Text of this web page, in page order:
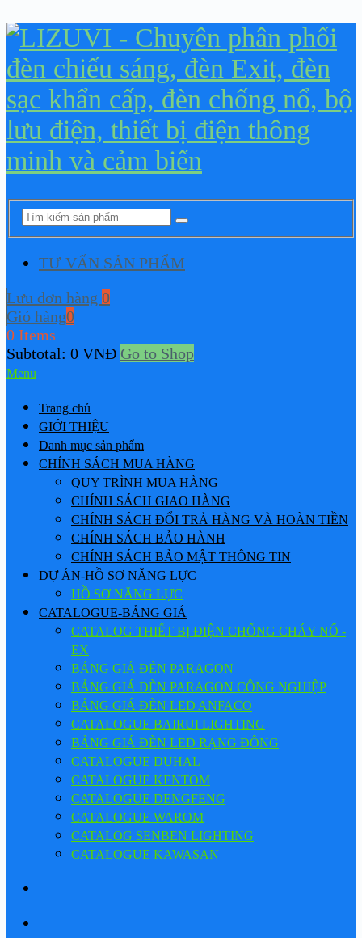
TƯ VẤN SẢN PHẨM
Lưu đơn hàng 0
Giỏ hàng0
0 Items
Subtotal: 0 VNĐ Go to Shop
Menu
Trang chủ
GIỚI THIỆU
Danh mục sản phẩm
CHÍNH SÁCH MUA HÀNG
QUY TRÌNH MUA HÀNG
CHÍNH SÁCH GIAO HÀNG
CHÍNH SÁCH ĐỔI TRẢ HÀNG VÀ HOÀN TIỀN
CHÍNH SÁCH BẢO HÀNH
CHÍNH SÁCH BẢO MẬT THÔNG TIN
DỰ ÁN-HỒ SƠ NĂNG LỰC
HỒ SƠ NĂNG LỰC
CATALOGUE-BẢNG GIÁ
CATALOG THIẾT BỊ ĐIỆN CHỐNG CHÁY NỔ -
EX
BẢNG GIÁ ĐÈN PARAGON
BẢNG GIÁ ĐÈN PARAGON CÔNG NGHIỆP
BẢNG GIÁ ĐÈN LED ANFACO
CATALOGUE BAIRUI LIGHTING
BẢNG GIÁ ĐÈN LED RẠNG ĐÔNG
CATALOGUE DUHAL
CATALOGUE KENTOM
CATALOGUE DENGFENG
CATALOGUE WAROM
CATALOG SENBEN LIGHTING
CATALOGUE KAWASAN